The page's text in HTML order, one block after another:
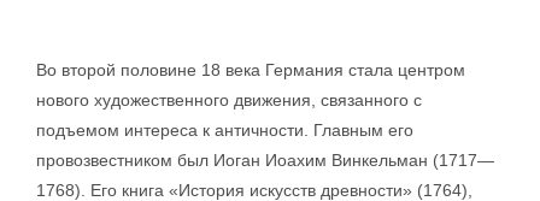
Во второй половине 18 века Германия стала центром
нового художественного движения, связанного с
подъемом интереса к античности. Главным его
провозвестником был Иоган Иоахим Винкельман (1717—
1768). Его книга «История искусств древности» (1764),